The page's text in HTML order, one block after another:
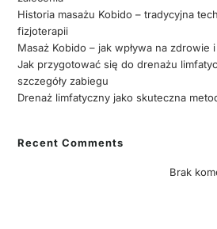
Historia masażu Kobido – tradycyjna
fizjoterapii
Masaż Kobido – jak wpływa na zdrowie
Jak przygotować się do drenażu
szczegóły zabiegu
Drenaż limfatyczny jako skuteczna
Recent Comments
Brak